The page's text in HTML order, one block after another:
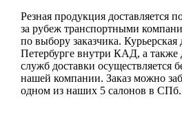
Резная продукция доставляется
за рубеж транспортными
по выбору заказчика. Курьерская
Петербурге внутри КАД, а также
служб доставки осуществляется
нашей компании. Заказ можно
одном из наших 5 салонов в СПб.